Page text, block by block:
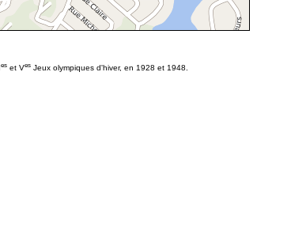
es et Ves Jeux olympiques d'hiver, en 1928 et 1948.